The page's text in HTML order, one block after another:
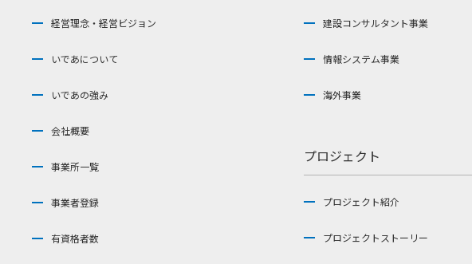
経営理念・経営ビジョン
いであについて
いであの強み
会社概要
事業所一覧
事業者登録
有資格者数
建設コンサルタント事業
情報システム事業
海外事業
プロジェクト
プロジェクト紹介
プロジェクトストーリー